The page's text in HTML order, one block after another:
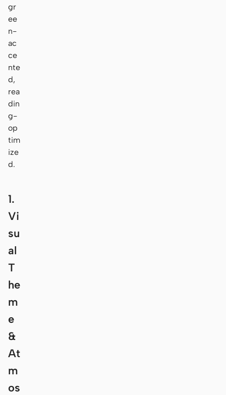
gr
ee
n-
ac
ce
nte
d,
rea
din
g-
op
tim
ize
d.
1.
Vi
su
al
T
he
m
e
&
At
m
os